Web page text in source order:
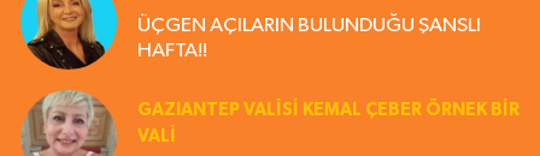
ÜÇGEN AÇILARIN BULUNDUĞU ŞANSLI
HAFTA!!
GAZIANTEP VALISI KEMAL ÇEBER ÖRNEK BİR
VALİ